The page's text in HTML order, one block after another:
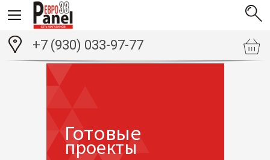
+7 (930) 033-97-77
Готовые
проекты